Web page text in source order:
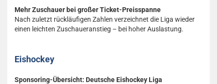
Mehr Zuschauer bei großer Ticket-Preisspanne
Nach zuletzt rückläufigen Zahlen verzeichnet die Liga wieder
einen leichten Zuschaueranstieg – bei hoher Auslastung.
Eishockey
Sponsoring-Übersicht: Deutsche Eishockey Liga